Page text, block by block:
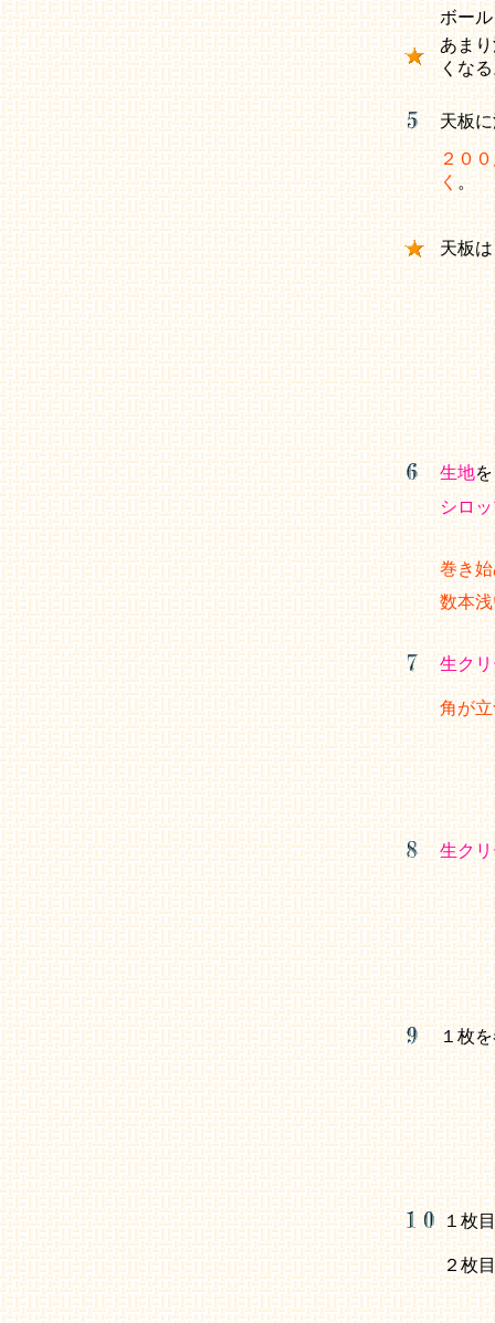
ボー
あま
くな
天板
２０
く。
天板
生地を
シロ
巻き
数本
生ク
角が
生ク
１枚
１枚
２枚